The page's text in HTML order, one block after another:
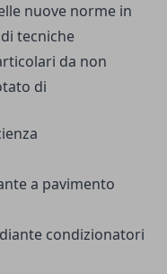
nuove norme in
tecniche
da non
di
a pavimento
condizionatori